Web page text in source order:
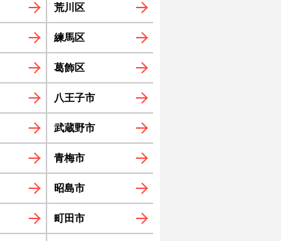
荒川区
練馬区
葛飾区
八王子市
武蔵野市
青梅市
昭島市
町田市